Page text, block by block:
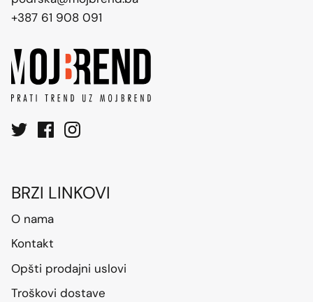
+387 61 908 091
BRZI LINKOVI
O nama
Kontakt
Opšti prodajni uslovi
Troškovi dostave